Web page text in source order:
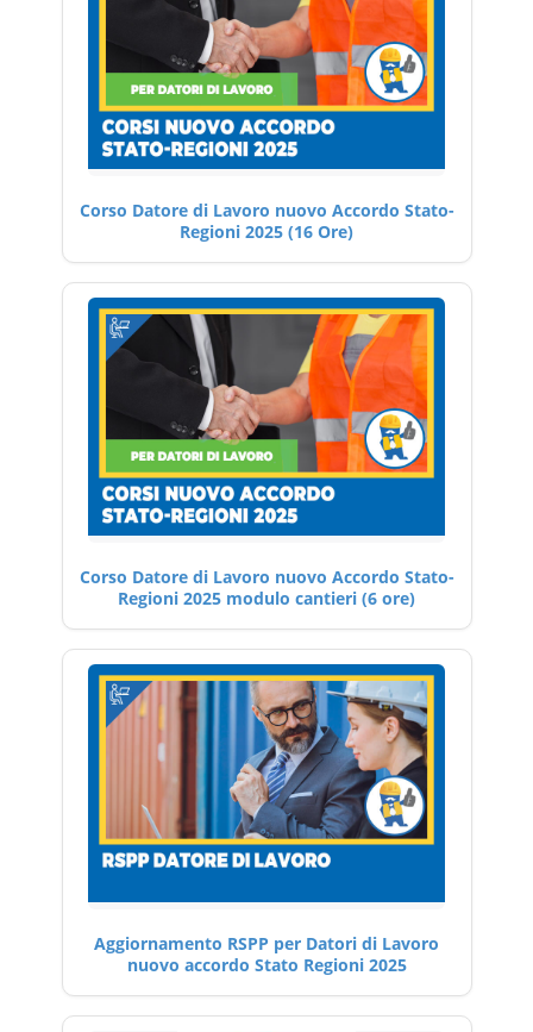
Corso Datore di Lavoro nuovo Accordo Stato-
Regioni 2025 (16 Ore)
Corso Datore di Lavoro nuovo Accordo Stato-
Regioni 2025 modulo cantieri (6 ore)
Aggiornamento RSPP per Datori di Lavoro
nuovo accordo Stato Regioni 2025